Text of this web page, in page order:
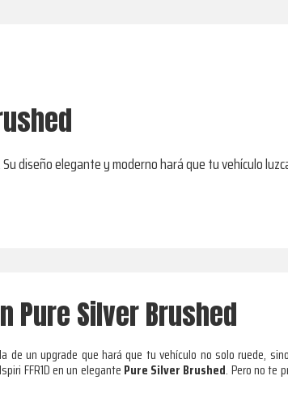
diseño elegante y moderno hará que tu vehículo
Pure Silver Brushed
un upgrade que hará que tu vehículo no solo ruede,
FFR1D en un elegante Pure Silver Brushed. Pero no te